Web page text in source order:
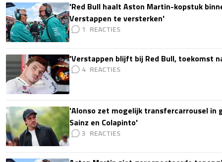
'Red Bull haalt Aston Martin-kopstuk
Verstappen te versterken'
1
'Verstappen blijft bij Red Bull, toekomst
4
'Alonso zet mogelijk transfercarrousel in
Sainz en Colapinto'
3